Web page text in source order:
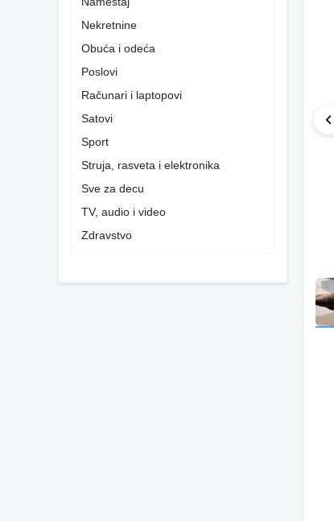
Nekretnine
Obuća i odeća
Poslovi
Računari i laptopovi
Satovi
Sport
Struja, rasveta i elektronika
Sve za decu
TV, audio i video
Zdravstvo